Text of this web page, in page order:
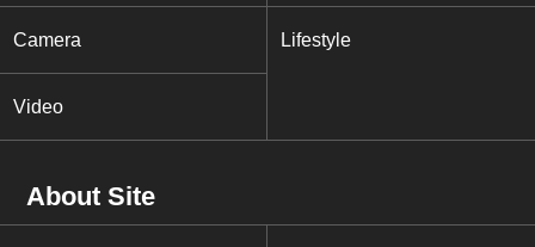
Camera Lifestyle
Video
About Site